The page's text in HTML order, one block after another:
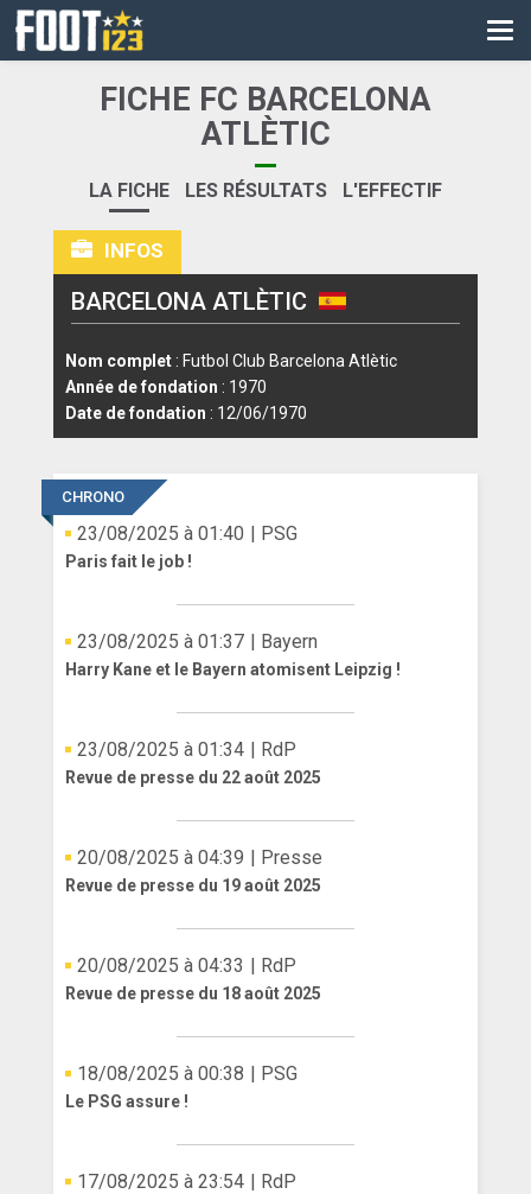
CM
LES DIRECTS
LIGUE 1
LIGUE 2
NATIONAL
COUPE DE LA LIGUE
ANGLETERRE
RECHERCHE
FICHE FC BARCELONA
ATLÈTIC
LA FICHE LES RÉSULTATS L'EFFECTIF
INFOS
BARCELONA ATLÈTIC
Nom complet : Futbol Club Barcelona Atlètic
Année de fondation : 1970
Date de fondation : 12/06/1970
CHRONO
23/08/2025 à 01:40 | PSG
Paris fait le job !
23/08/2025 à 01:37 | Bayern
Harry Kane et le Bayern atomisent Leipzig !
23/08/2025 à 01:34 | RdP
Revue de presse du 22 août 2025
20/08/2025 à 04:39 | Presse
Revue de presse du 19 août 2025
20/08/2025 à 04:33 | RdP
Revue de presse du 18 août 2025
18/08/2025 à 00:38 | PSG
Le PSG assure !
17/08/2025 à 23:54 | RdP